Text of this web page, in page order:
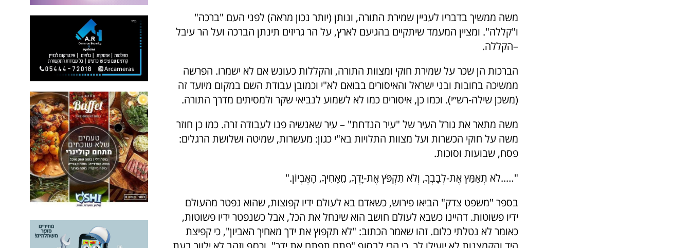
משה ממשיך בדבריו לעניין שמירת התורה, ונותן (יותר נכון מראה) לפני העם "ברכה"
ו"קללה". ומציין המעמד שיתקיים בהגיעם לארץ, על הר גריזים תינתן הברכה ועל הר עיבל
–הקללה.
הברכות הן שכר על שמירת חוקי ומצוות התורה, והקללות כעונש אם לא ישמרו. הפרשה
ממשיכה בחובות ובני ישראל והאיסורים בבואם לא"י וכמובן עבודת השם במקום מיועד זה
(משכן שילה-רש״י). וכמו כן, איסורים כמו לא לשמוע לנביאי שקר ולמסיתים מדרך התורה.
משה מתאר את גורל העיר של "עיר הנדחת" – עיר שאנשיה פנו לעבודה זרה. כמו כן חוזר
משה על חוקי הכשרות ועל מצוות התלויות בא"י כגון: מעשרות, שמיטה ושלושת הרגלים:
פסח, שבועות וסוכות.
"…..לֹא תְאַמֵּץ אֶת-לְבָבְךָ, וְלֹא תִקְפֹּץ אֶת-יָדְךָ, מֵאָחִיךָ, הָאֶבְיוֹן."
בספר "משפט צדק" הביאו פירוש, כשאדם בא לעולם ידיו קפוצות, שהוא נפטר מהעולם
ידיו פשוטות. דהיינו כשבא לעולם חושב הוא שינחל את הכל, אבל כשנפטר ידיו פשוטות,
כאומר לא נטלתי כלום. זהו שאמר הכתוב: "לא תקפוץ את ידך מאחיך האביון", כי קפיצת